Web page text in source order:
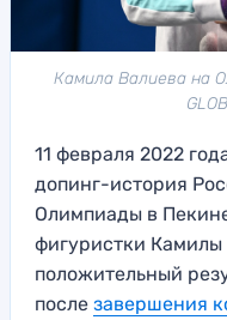
Камила Валиева на
11 февраля 2022
допинг-история
Олимпиады в
фигуристки Камилы
положительный
после завершения